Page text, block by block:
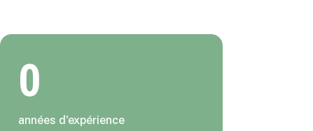
0
années d'expérience